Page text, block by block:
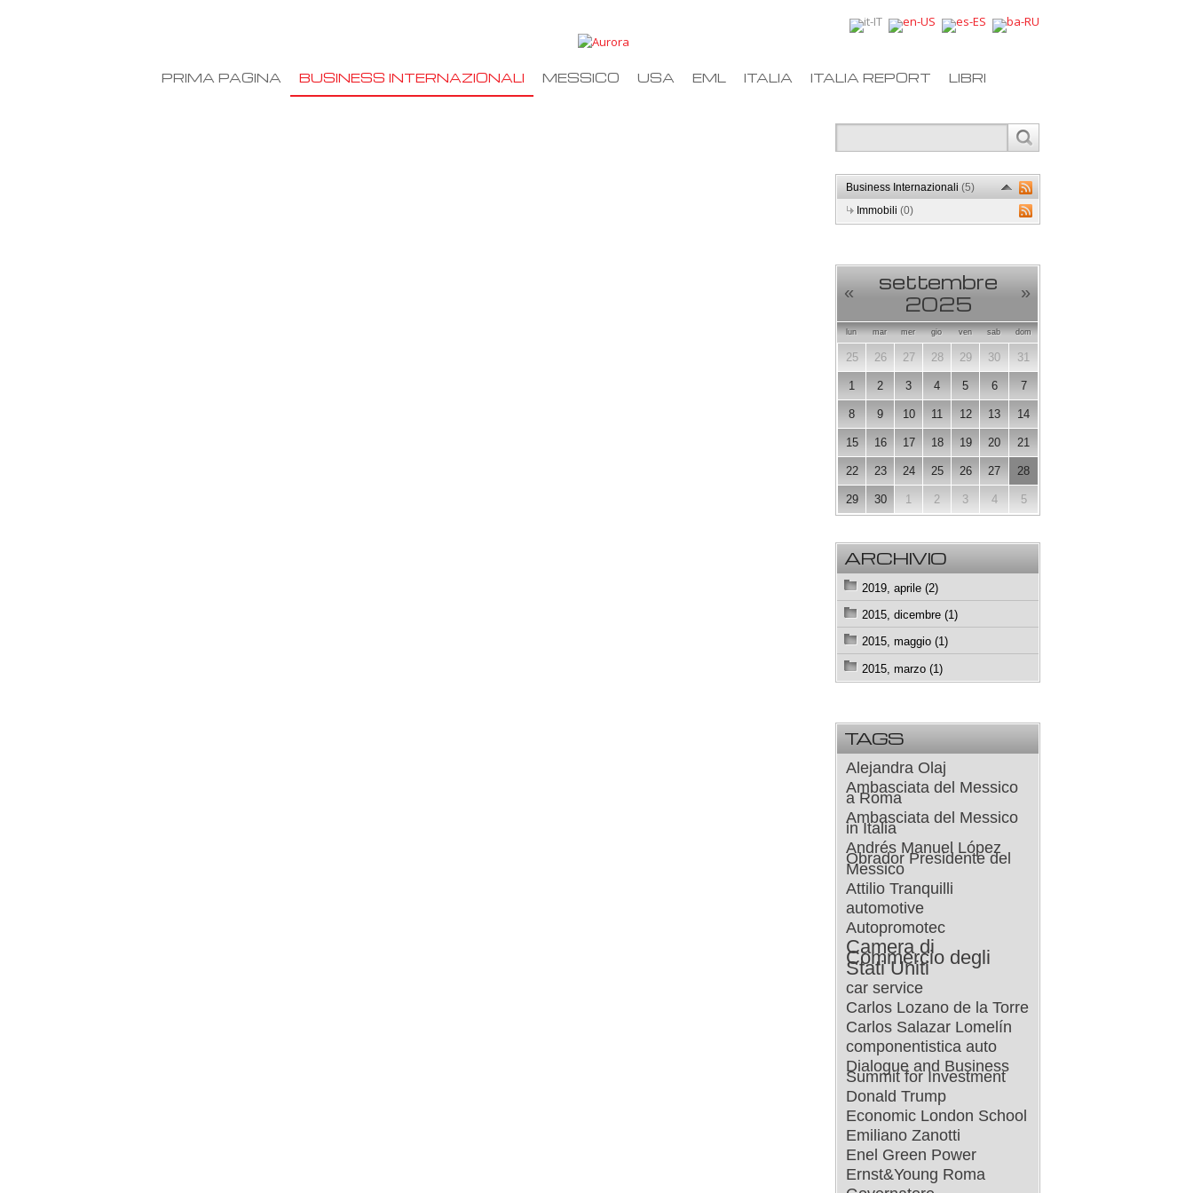
PRIMA PAGINA BUSINESS INTERNAZIONALI MESSICO USA EML ITALIA ITALIA REPORT LIBRI
Business Internazionali(5)
Immobili(0)
«
settembre
2025
»
lun mar mer gio ven sab dom
25 26 27 28 29 30 31
1 2 3 4 5 6 7
8 9 10 11 12 13 14
15 16 17 18 19 20 21
22 23 24 25 26 27 28
29 30 1 2 3 4 5
ARCHIVIO
2019, aprile (2)
2015, dicembre (1)
2015, maggio (1)
2015, marzo (1)
TAGS
Alejandra Olaj
Ambasciata del Messico
a Roma
Ambasciata del Messico
in Italia
Andrés Manuel López
Obrador Presidente del
Messico
Attilio Tranquilli
automotive
Autopromotec
Camera di
Commercio degli
Stati Uniti
car service
Carlos Lozano de la Torre
Carlos Salazar Lomelín
componentistica auto
Dialogue and Business
Summit for Investment
Donald Trump
Economic London School
Emiliano Zanotti
Enel Green Power
Ernst&Young Roma